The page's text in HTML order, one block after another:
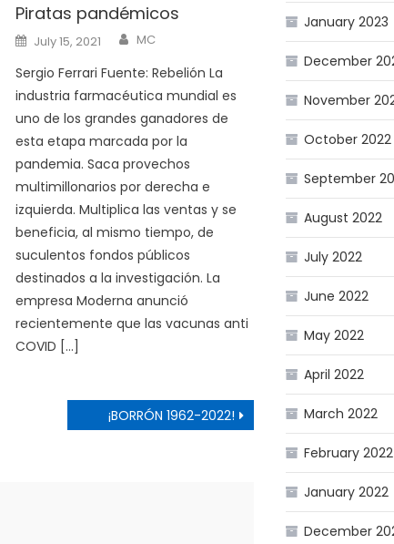
Piratas pandémicos
Posted
on
July 15, 2021 Author
MC
Sergio Ferrari Fuente: Rebelión La
industria farmacéutica mundial es
uno de los grandes ganadores de
esta etapa marcada por la
pandemia. Saca provechos
multimillonarios por derecha e
izquierda. Multiplica las ventas y se
beneficia, al mismo tiempo, de
suculentos fondos públicos
destinados a la investigación. La
empresa Moderna anunció
recientemente que las vacunas anti
COVID […]
¡BORRÓN 1962-2022!
January 2023
December
November
October 2022
September
August 2022
July 2022
June 2022
May 2022
April 2022
March 2022
February 2022
January 2022
December